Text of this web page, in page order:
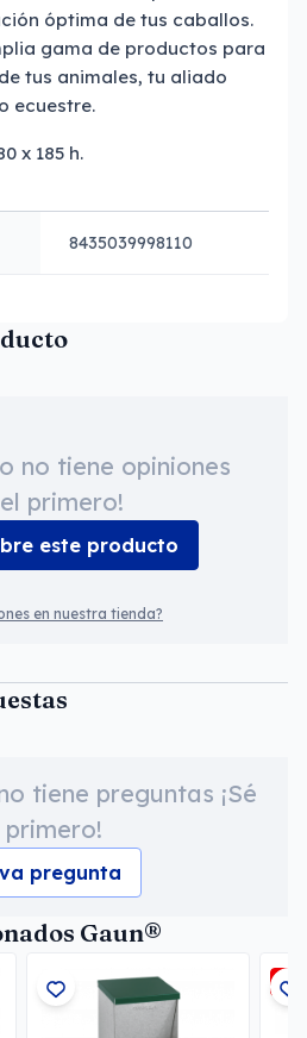
óptima de tus caballos.
gama de productos para
tus animales, tu aliado
ecuestre.
x 185 h.
8435039998110
no tiene opiniones
el primero!
este producto
en nuestra tienda?
tiene preguntas ¡Sé
primero!
pregunta
Gaun®
-